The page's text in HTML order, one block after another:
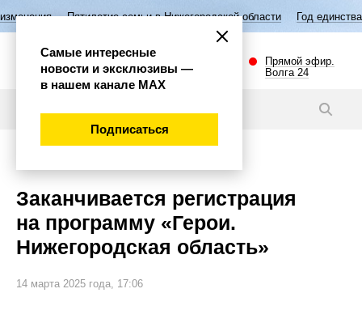
семьи в Нижегородской области Год единства народов России
Прямой эфир.
Волга 24
Заканчивается регистрация
на программу «Герои.
Нижегородская область»
14 марта 2025 года, 17:06
Самые интересные
новости и эксклюзивы —
в нашем канале МАХ
Подписаться